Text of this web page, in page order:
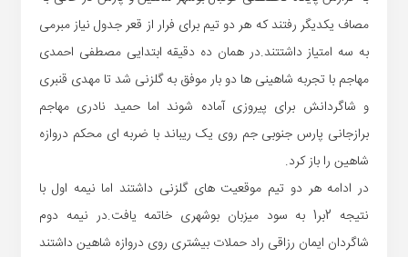
مصاف یکدیگر رفتند که هر دو تیم برای فرار از قعر جدول نیاز مبرمی
به سه امتیاز داشتتند.در همان ده دقیقه ابتدایی مصطفی احمدی
مهاجم با تجربه شاهینی ها دو بار موفق به گلزنی شد تا مهدی قنبری
و شاگردانش برای پیروزی آماده شوند اما حمید نادری مهاجم
برازجانی پارس جنوبی جم روی یک ریباند با ضربه ای محکم دروازه
شاهین را باز کرد.
در ادامه هر دو تیم موقعیت های گلزنی داشتند اما نیمه اول با
نتیجه 2بر1 به سود میزبان بوشهری خاتمه یافت.در نیمه دوم
شاگردان ایمان رزاقی راد حملات بیشتری روی دروازه شاهین داشتند